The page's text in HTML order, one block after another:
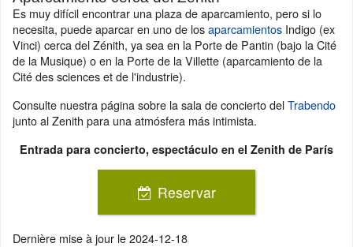
Es muy difícil encontrar una plaza de aparcamiento, pero si lo
necesita, puede aparcar en uno de losaparcamientos Indigo (ex
Vinci) cerca del Zénith, ya sea en la Porte de Pantin (bajo la Cité
de la Musique) o en la Porte de la Villette (aparcamiento de la
Cité des sciences et de l'industrie).
Consulte nuestra página sobre la sala de concierto delTrabendo
junto al Zenith para una atmósfera más intimista.
Entrada para concierto, espectáculo en el Zenith de París
Reservar
Dernière mise à jour le2024-12-18